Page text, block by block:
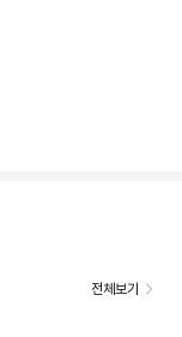
전체보기